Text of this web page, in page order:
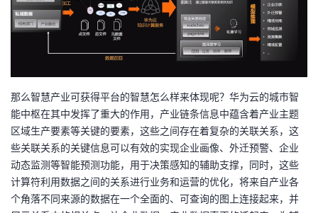
那么智慧产业可获得平台的智慧怎么样来体现呢？华为云的城市智
能中枢在其中发挥了重大的作用，产业链条信息中蕴含着产业主题
区域生产要素等关键的要素，这些之间存在着复杂的关联关系，这
些关联关系的关键信息可以有效的实现企业画像、外迁预警、企业
动态监测等智能预测功能，用于决策感知的辅助支撑，同时，这些
计算符利用数据之间的关系进行业务和运营的优化，将来自产业各
个角落不同来源的数据在一个全面的、可查询的图上连接起来，并